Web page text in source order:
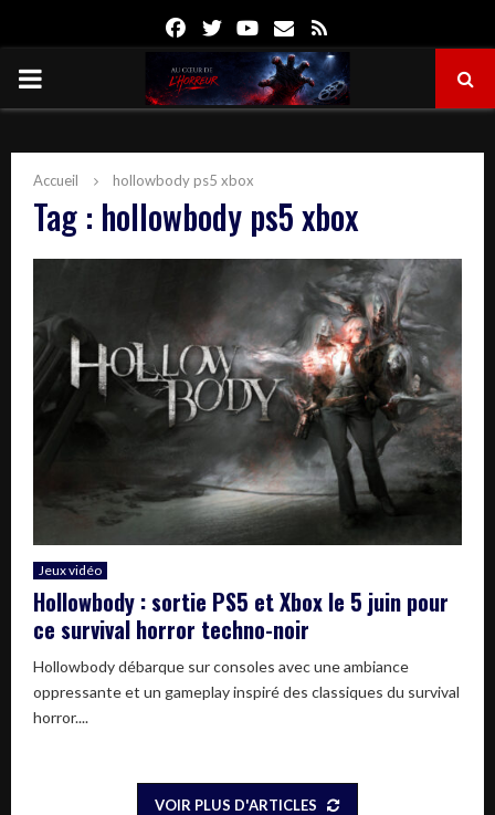
FacebookTwitterYoutube
Email
PRIMARY
Accueil hollowbody ps5 xbox
Tag : hollowbody ps5 xbox
Jeux vidéo
Hollowbody : sortie PS5 et Xbox le 5 juin pour
ce survival horror techno-noir
Hollowbody débarque sur consoles avec une ambiance
oppressante et un gameplay inspiré des classiques du survival
horror....
VOIR PLUS D'ARTICLES